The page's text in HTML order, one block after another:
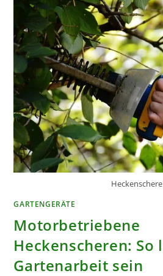
Heckenschere
GARTENGERÄTE
Motorbetriebene
Heckenscheren: So
Gartenarbeit sein